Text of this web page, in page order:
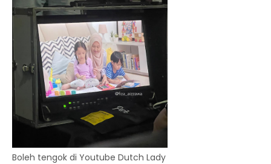
Boleh tengok di Youtube Dutch Lady